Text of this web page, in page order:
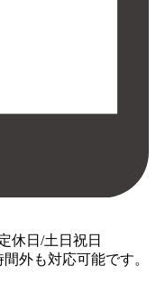
休日/土日祝日
外も対応可能です。